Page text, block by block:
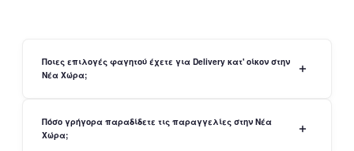
Ποιες επιλογές φαγητού έχετε για Delivery κατ' οίκον στην
Νέα Χώρα;
Πόσο γρήγορα παραδίδετε τις παραγγελίες στην Νέα
Χώρα;